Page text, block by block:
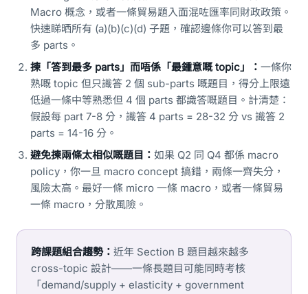
Macro 概念，或者一條貿易題入面混咗匯率同財政政策。
快速睇晒所有 (a)(b)(c)(d) 子題，確認邊條你可以答到最
多 parts。
揀「答到最多 parts」而唔係「最鍾意嘅 topic」： 一條你
熟嘅 topic 但只識答 2 個 sub-parts 嘅題目，得分上限遠
低過一條中等熟悉但 4 個 parts 都識答嘅題目。計清楚：
假設每 part 7-8 分，識答 4 parts = 28-32 分 vs 識答 2
parts = 14-16 分。
避免揀兩條太相似嘅題目： 如果 Q2 同 Q4 都係 macro
policy，你一旦 macro concept 搞錯，兩條一齊失分，
風險太高。最好一條 micro 一條 macro，或者一條貿易
一條 macro，分散風險。
跨課題組合趨勢： 近年 Section B 題目越來越多
cross-topic 設計——一條長題目可能同時考核
「demand/supply + elasticity + government